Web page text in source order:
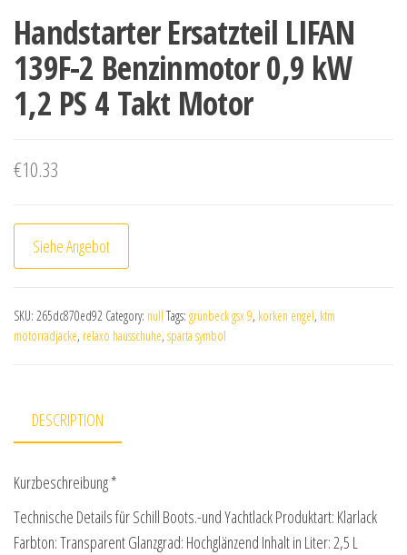
Handstarter Ersatzteil LIFAN
139F-2 Benzinmotor 0,9 kW
1,2 PS 4 Takt Motor
€10.33
Siehe Angebot
SKU: 265dc870ed92 Category: null Tags: grünbeck gsx 9, korken engel, ktm
motorradjacke, relaxo hausschuhe, sparta symbol
DESCRIPTION
Kurzbeschreibung *
Technische Details für Schill Boots.-und Yachtlack Produktart: Klarlack
Farbton: Transparent Glanzgrad: Hochglänzend Inhalt in Liter: 2,5 L